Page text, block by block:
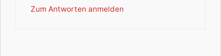
Zum Antworten anmelden